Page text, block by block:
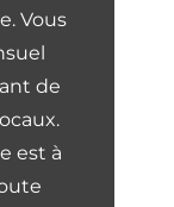
Vous
de
est à